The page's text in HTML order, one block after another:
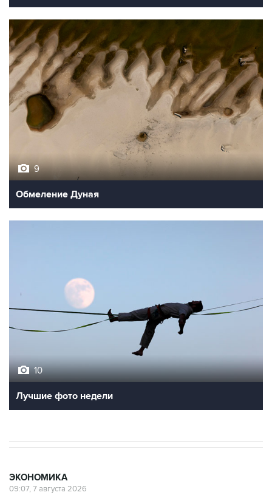
9
Обмеление Дуная
10
Лучшие фото недели
ЭКОНОМИКА
09:07, 7 августа 2026